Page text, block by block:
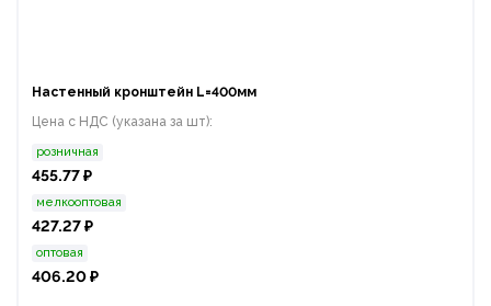
Настенный кронштейн L=400мм
Цена с НДС (указана за шт):
розничная
455.77 ₽
мелкооптовая
427.27 ₽
оптовая
406.20 ₽